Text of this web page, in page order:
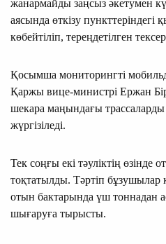
жанармайды заңсыз әкетумен
аясында өткізу пункттеріндегі
көбейтіліп, тереңдетілген
Қосымша мониторингті
Қаржы вице-министрі Ержан
шекара маңындағы трассаларды
жүргізіледі.
Тек соңғы екі тәуліктің өзінде
тоқтатылды. Тәртіп
отын бактарында үш тоннадан
шығаруға тырысты.